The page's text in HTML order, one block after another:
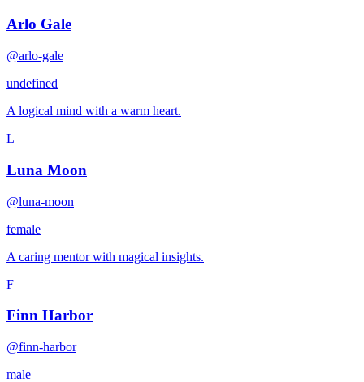
Arlo Gale
@arlo-gale
undefined
A logical mind with a warm heart.
L
Luna Moon
@luna-moon
female
A caring mentor with magical insights.
F
Finn Harbor
@finn-harbor
male